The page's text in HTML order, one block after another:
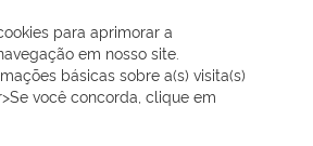
para aprimorar a
em nosso site.
básicas sobre a(s) visita(s)
você concorda, clique em